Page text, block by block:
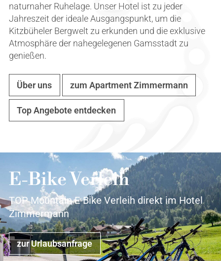
naturnaher Ruhelage. Unser Hotel ist zu jeder
Jahreszeit der ideale Ausgangspunkt, um die
Kitzbüheler Bergwelt zu erkunden und die exklusive
Atmosphäre der nahegelegenen Gamsstadt zu
genießen.
Über uns zum Apartment Zimmermann
Top Angebote entdecken
E-Bike Verleih
TOP Mountain E-Bike Verleih direkt im Hotel
Zimmermann
zur Urlaubsanfrage